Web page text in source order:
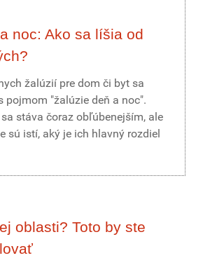
noc: Ako sa líšia od
žalúzií pre dom či byt sa
pojmom "žalúzie deň a noc".
stáva čoraz obľúbenejším, ale
sú istí, aký je ich hlavný rozdiel
oblasti? Toto by ste